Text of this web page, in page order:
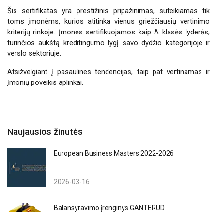
Šis sertifikatas yra prestižinis pripažinimas, suteikiamas tik
toms įmonėms, kurios atitinka vienus griežčiausių vertinimo
kriterijų rinkoje. Įmonės sertifikuojamos kaip A klasės lyderės,
turinčios aukštą kreditingumo lygį savo dydžio kategorijoje ir
verslo sektoriuje.
Atsižvelgiant į pasaulines tendencijas, taip pat vertinamas ir
įmonių poveikis aplinkai.
Naujausios žinutės
European Business Masters 2022-2026
2026-03-16
Balansyravimo įrenginys GANTERUD